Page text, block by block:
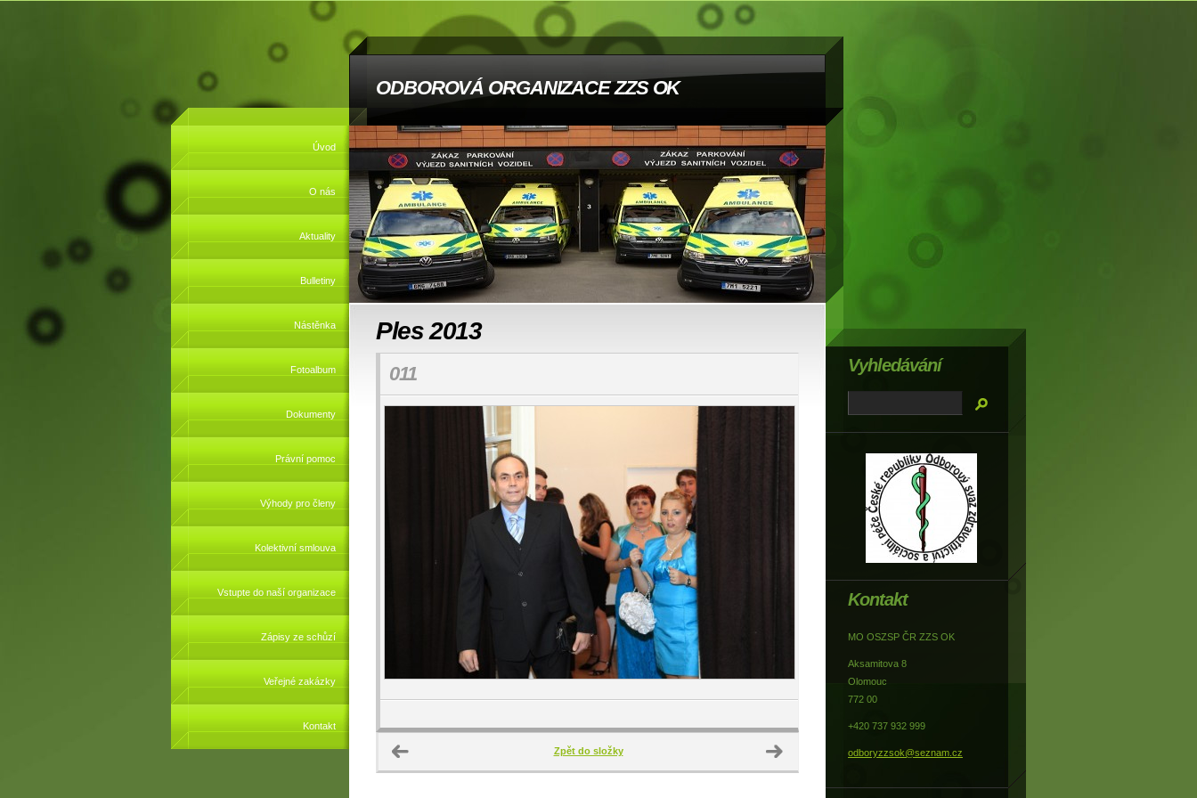
ODBOROVÁ ORGANIZACE ZZS OK
Úvod
O nás
Aktuality
Bulletiny
Nástěnka
Fotoalbum
Dokumenty
Právní pomoc
Výhody pro členy
Kolektivní smlouva
Vstupte do naší organizace
Zápisy ze schůzí
Veřejné zakázky
Kontakt
Ples 2013
011
Zpět do složky
Kontakt
MO OSZSP ČR ZZS OK
Aksamitova 8
Olomouc
772 00
+420 737 932 999
odboryzzsok@seznam.cz
Vyhledávání